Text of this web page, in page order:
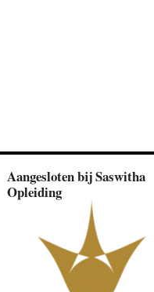
Aangesloten bij Saswitha
Opleiding